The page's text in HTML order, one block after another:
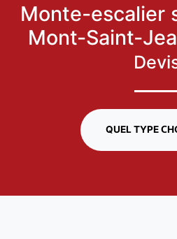
Monte-escalier
Mont-Saint-
QUEL TYPE